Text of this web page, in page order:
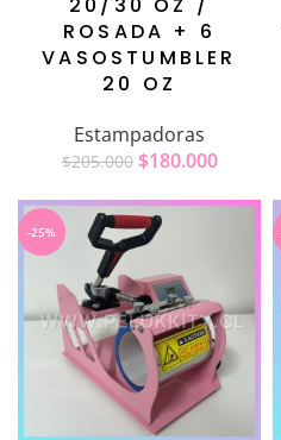
ROSADA + 6
VASOSTUMBLER
20 OZ
Estampadoras
$205.000 $180.000
-25%